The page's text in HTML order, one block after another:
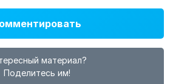
материал?
Поделитесь им!